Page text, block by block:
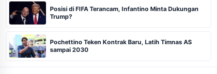
Posisi di FIFA Terancam, Infantino Minta Dukungan
Trump?
Pochettino Teken Kontrak Baru, Latih Timnas AS
sampai 2030